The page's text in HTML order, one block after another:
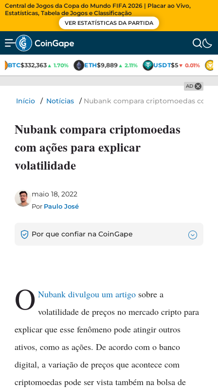
Central de Jogos da Copa do Mundo FIFA 2026 | Placar ao Vivo,
Estatísticas, Tabela de Jogos e Classificação
VER ESTATÍSTICAS DA PARTIDA
BTC$332,363▲ 1.70% ETH$9,889▲ 2.11% USDT$5▼ 0.01%
AD
Início / Notícias / Nubank compara criptomoedas com
Nubank compara criptomoedas
com ações para explicar
volatilidade
maio 18, 2022
Por Paulo José
Por que confiar na CoinGape
O Nubank divulgou um artigo sobre a
volatilidade de preços no mercado cripto para
explicar que esse fenômeno pode atingir outros
ativos, como as ações. De acordo com o banco
digital, a variação de preços que acontece com
criptomoedas pode ser vista também na bolsa de